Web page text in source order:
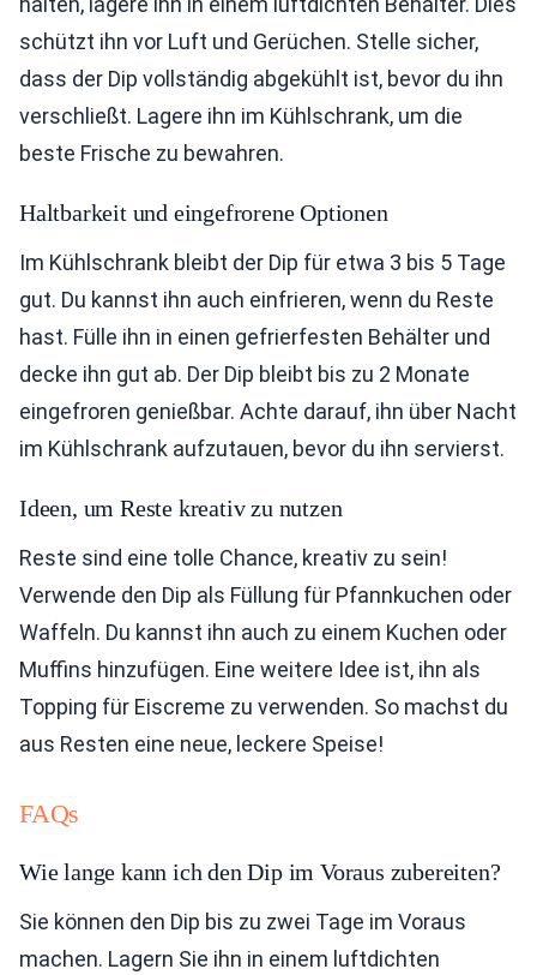
schützt ihn vor Luft und Gerüchen. Stelle sicher,
dass der Dip vollständig abgekühlt ist, bevor du ihn
verschließt. Lagere ihn im Kühlschrank, um die
beste Frische zu bewahren.
Haltbarkeit und eingefrorene Optionen
Im Kühlschrank bleibt der Dip für etwa 3 bis 5 Tage
gut. Du kannst ihn auch einfrieren, wenn du Reste
hast. Fülle ihn in einen gefrierfesten Behälter und
decke ihn gut ab. Der Dip bleibt bis zu 2 Monate
eingefroren genießbar. Achte darauf, ihn über Nacht
im Kühlschrank aufzutauen, bevor du ihn servierst.
Ideen, um Reste kreativ zu nutzen
Reste sind eine tolle Chance, kreativ zu sein!
Verwende den Dip als Füllung für Pfannkuchen oder
Waffeln. Du kannst ihn auch zu einem Kuchen oder
Muffins hinzufügen. Eine weitere Idee ist, ihn als
Topping für Eiscreme zu verwenden. So machst du
aus Resten eine neue, leckere Speise!
FAQs
Wie lange kann ich den Dip im Voraus zubereiten?
Sie können den Dip bis zu zwei Tage im Voraus
machen. Lagern Sie ihn in einem luftdichten